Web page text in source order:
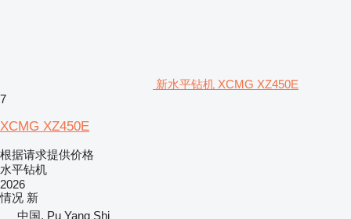
新水平钻机 XCMG XZ450E
7
XCMG XZ450E
根据请求提供价格
水平钻机
2026
情况 新
中国, Pu Yang Shi